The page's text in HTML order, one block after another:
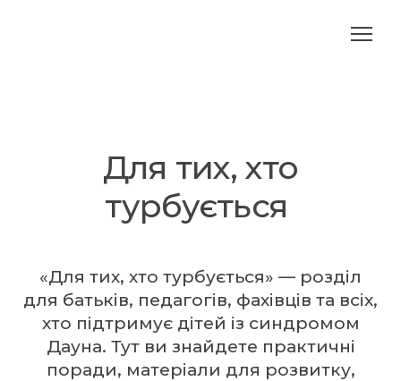
Для тих, хто
турбується
«Для тих, хто турбується» — розділ
для батьків, педагогів, фахівців та всіх,
хто підтримує дітей із синдромом
Дауна. Тут ви знайдете практичні
поради, матеріали для розвитку,